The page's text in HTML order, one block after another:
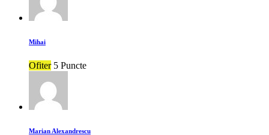
Mihai
Ofiter 5 Puncte
Marian Alexandrescu